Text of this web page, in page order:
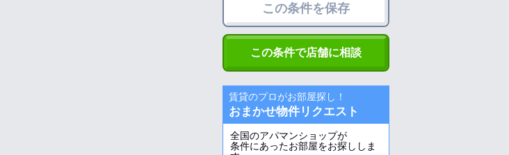
この条件を保存
この条件で店舗に相談
賃貸のプロがお部屋探し！
おまかせ物件リクエスト
全国のアパマンショップが
条件にあったお部屋をお探ししま